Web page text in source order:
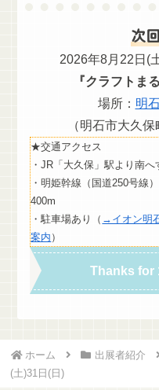
次
2026年8月22日(
『クラフトま
場所： 明
（明石市大久
★交通アクセス
・JR「大久保」駅より南へ
・明姫幹線（国道250号線
400m
・駐車場あり（ →イオン明
案内 ）
Thanks for
ホーム 出展者紹介
(土)31日(日)